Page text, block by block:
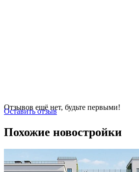
Отзывов ещё нет, будьте первыми!
Оставить отзыв
Похожие новостройки